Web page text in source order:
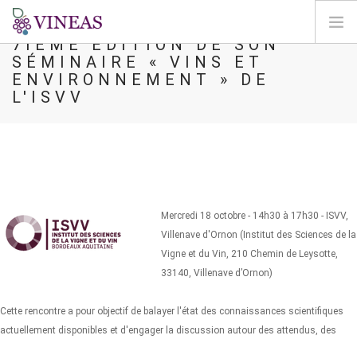
HOME
ABOUT VINEAS
LOGIN
7IÈME ÉDITION DE SON
SÉMINAIRE « VINS ET
ENVIRONNEMENT » DE
L'ISVV
Mercredi 18 octobre - 14h30 à 17h30 - ISVV,
Villenave d'Ornon (Institut des Sciences de la
Vigne et du Vin, 210 Chemin de Leysotte,
33140, Villenave d’Ornon)
Cette rencontre a pour objectif de balayer l'état des connaissances scientifiques
actuellement disponibles et d'engager la discussion autour des attendus, des